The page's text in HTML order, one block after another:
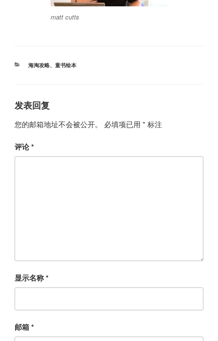
matt cutts
分
海淘攻略、 童书绘本
发表回复
您的邮箱地址不会被公开。 必填项已用 * 标注
评论*
显示名称*
邮箱*